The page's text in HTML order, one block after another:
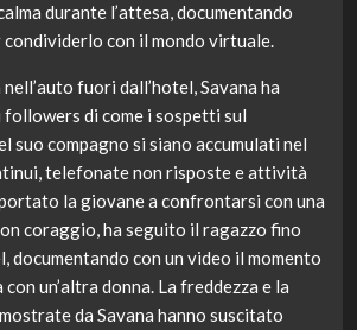
durante l’attesa, documentando
con il mondo virtuale.
fuori dall’hotel, Savana ha
di come i sospetti sul
suo compagno si siano accumulati nel
telefonate non risposte e attività
la giovane a confrontarsi con una
coraggio, ha seguito il ragazzo fino
documentando con un video il momento
un’altra donna. La freddezza e la
da Savana hanno suscitato